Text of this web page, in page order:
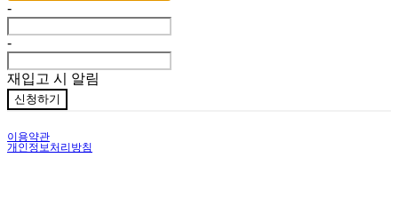
-
-
재입고 시 알림
신청하기
이용약관
개인정보처리방침